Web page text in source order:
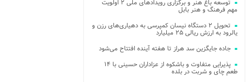
توسعه باغ هنر و برگزاری رویدادهای ملی ۲ اولویت
مهم فرهنگ و هنر بابل
تحویل ۲ دستگاه نیسان کمپرسی به دهیاری‌های رزن و
یالرود به ارزش ریالی ۲۵ میلیارد
جاده جایگزین سد هراز تا هفته آینده افتتاح می‌شود
پذیرایی متفاوت و باشکوه از عزاداران حسینی با ۱۴
طعم چای و شربت در بلده